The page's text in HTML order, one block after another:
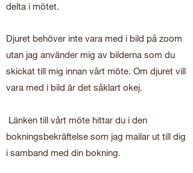
delta i mötet.
Djuret behöver inte vara med i bild på zoom
utan jag använder mig av bilderna som du
skickat till mig innan vårt möte. Om djuret vill
vara med i bild är det såklart okej.
Länken till vårt möte hittar du i den
bokningsbekräftelse som jag mailar ut till dig
i samband med din bokning.